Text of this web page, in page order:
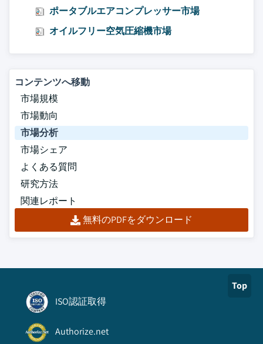
ポータブルエアコンプレッサー市場
オイルフリー空気圧縮機市場
コンテンツへ移動
市場規模
市場動向
市場分析
市場シェア
よくある質問
研究方法
関連レポート
無料のPDFをダウンロード
Top
ISO認証取得
Authorize.net